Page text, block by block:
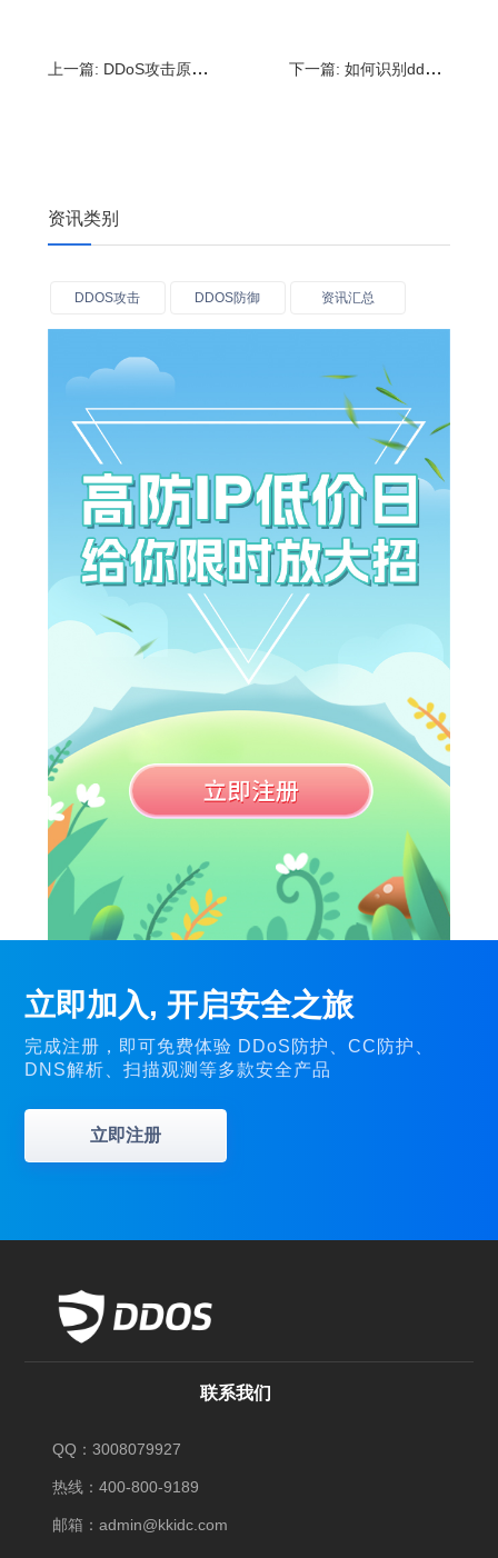
上一篇: DDoS攻击原理是什么?如何做好防范措施 下一篇:如何识别ddos攻击?应对DDoS攻击的策略
资讯类别
DDOS攻击 DDOS防御 资讯汇总
立即加入, 开启安全之旅
完成注册，即可免费体验 DDoS防护、CC防护、
DNS解析、扫描观测等多款安全产品
立即注册
联系我们
QQ：3008079927
热线：400-800-9189
邮箱：admin@kkidc.com